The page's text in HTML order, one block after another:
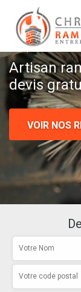
Artisan
devis
VOIR NOS